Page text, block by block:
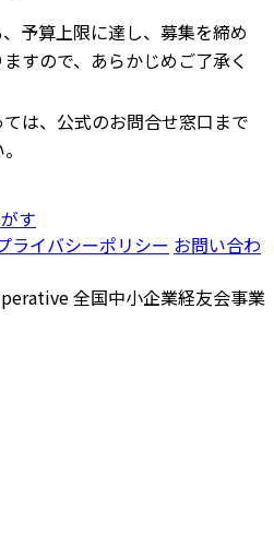
予算上限に達し、募集を締め
すので、あらかじめご了承く
は、公式のお問合せ窓口まで
す
ライバシーポリシー お問い合わ
全国中小企業経友会事業